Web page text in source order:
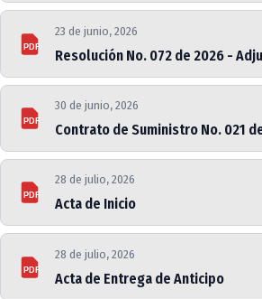
PDF
23 de junio, 2026
Resolución No. 072 de 2026 -
PDF
30 de junio, 2026
Contrato de Suministro No. 021
PDF
28 de julio, 2026
Acta de Inicio
PDF
28 de julio, 2026
Acta de Entrega de Anticipo